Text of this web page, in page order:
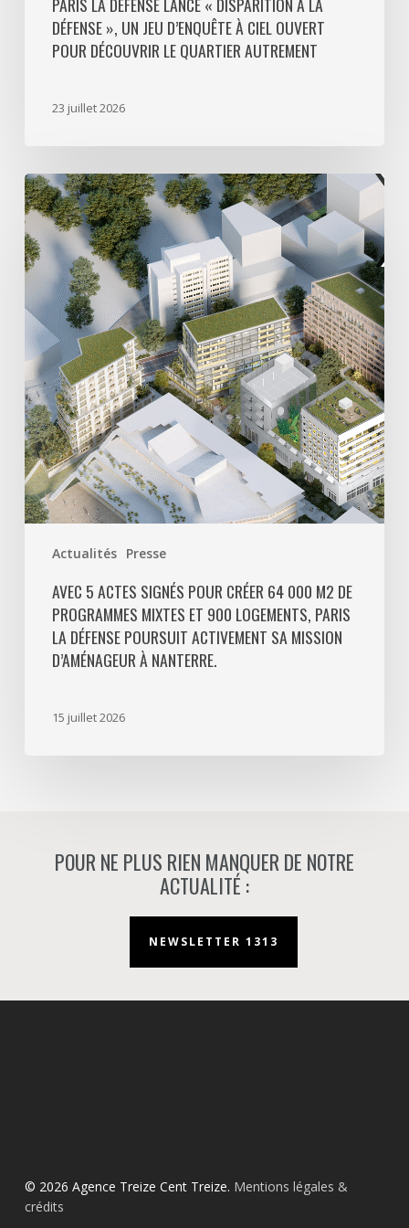
quartier
DÉFENSE », UN JEU D’ENQUÊTE À CIEL OUVERT
POUR DÉCOUVRIR LE QUARTIER AUTREMENT
23 juillet 2026
Actualités Presse
Avec
5
actes
signés
pour
créer
000
m2
de
programmes
mixtes
et
900
logements,
Défense
poursuit
activement
AVEC 5 ACTES SIGNÉS POUR CRÉER 64 000 M2 DE
PROGRAMMES MIXTES ET 900 LOGEMENTS, PARIS
LA DÉFENSE POURSUIT ACTIVEMENT SA MISSION
D’AMÉNAGEUR À NANTERRE.
15 juillet 2026
POUR NE PLUS RIEN MANQUER DE NOTRE
ACTUALITÉ :
NEWSLETTER 1313
© 2026 Agence Treize Cent Treize. Mentions légales &
crédits